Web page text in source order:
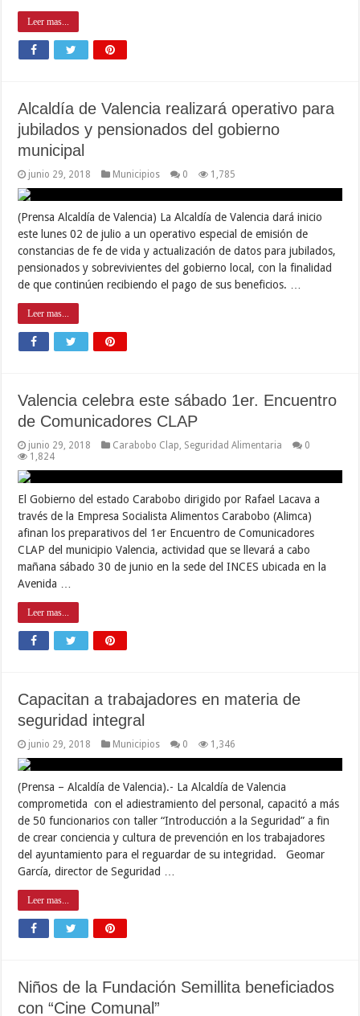
Leer mas...
Alcaldía de Valencia realizará operativo para
jubilados y pensionados del gobierno
municipal
junio 29, 2018 Municipios 0 1,785
(Prensa Alcaldía de Valencia) La Alcaldía de Valencia dará inicio
este lunes 02 de julio a un operativo especial de emisión de
constancias de fe de vida y actualización de datos para jubilados,
pensionados y sobrevivientes del gobierno local, con la finalidad
de que continúen recibiendo el pago de sus beneficios. …
Leer mas...
Valencia celebra este sábado 1er. Encuentro
de Comunicadores CLAP
junio 29, 2018 Carabobo Clap Seguridad Alimentaria
0
1,824
El Gobierno del estado Carabobo dirigido por Rafael Lacava a
través de la Empresa Socialista Alimentos Carabobo (Alimca)
afinan los preparativos del 1er Encuentro de Comunicadores
CLAP del municipio Valencia, actividad que se llevará a cabo
mañana sábado 30 de junio en la sede del INCES ubicada en la
Avenida …
Leer mas...
Capacitan a trabajadores en materia de
seguridad integral
junio 29, 2018 Municipios 0 1,346
(Prensa – Alcaldía de Valencia).- La Alcaldía de Valencia
comprometida con el adiestramiento del personal, capacitó a más
de 50 funcionarios con taller “Introducción a la Seguridad” a fin
de crear conciencia y cultura de prevención en los trabajadores
del ayuntamiento para el reguardar de su integridad. Geomar
García, director de Seguridad …
Leer mas...
Niños de la Fundación Semillita beneficiados
con “Cine Comunal”